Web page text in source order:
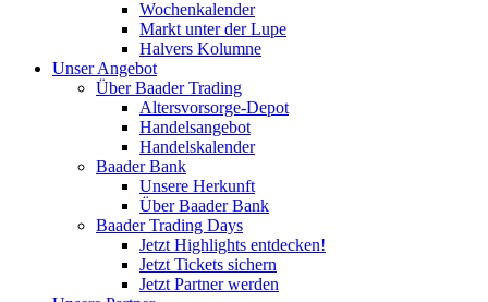
Wochenkalender
Markt unter der Lupe
Halvers Kolumne
Unser Angebot
Über Baader Trading
Altersvorsorge-Depot
Handelsangebot
Handelskalender
Baader Bank
Unsere Herkunft
Über Baader Bank
Baader Trading Days
Jetzt Highlights entdecken!
Jetzt Tickets sichern
Jetzt Partner werden